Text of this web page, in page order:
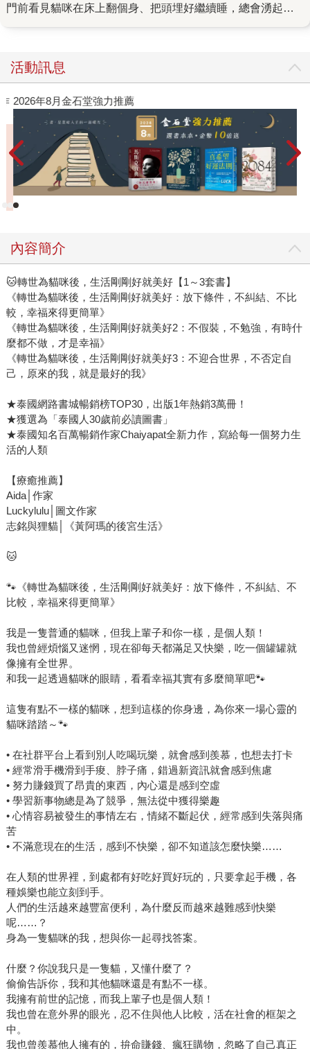
門前看見貓咪在床上翻個身、把頭埋好繼續睡，總會湧起一
習慣了把「有用」當作價值的判斷標準，每天排滿各種待辦
清單，彷彿只要慢下來，我們的價值就會歸零。 然而，這
本書溫柔地提醒了我們：存在本身即有價值。 這是一本貓
奴們一定會秒懂的書。書中，懶懶就像一般的貓，理所當然
地每天睡飽飽，只需要理理毛、曬太陽、抓紙箱，明明什麼
事也沒做，卻有一堆人類圍著牠發出「好棒」、「好可愛」
的讚嘆（雖然貓也不在乎就是了）。直到小主人小陽因為珍
惜的寶物失蹤而急得團團轉時，平日看似「無用」的懶懶，
竟在不疾不徐、慵懶的節奏間，輕鬆化解了危機。 對於早
現。這既是一種療癒，也是與自我的和解。這本繪本不只是
一個關於男孩與貓的溫馨日常，更是一個邀請，邀請你放下
手機和焦慮，轉身去抱抱身邊那隻正在發懶的貓，或是單純
地給自己一個什麼都不做的午後，跟貓咪學習如何活在當下
吧。 你會發現，原來一起和貓理直氣壯地無所事事，就是
世界上最幸福的事。
活動訊息
2026年8月金石堂強力推薦
內容簡介
🐱轉世為貓咪後，生活剛剛好就美好【1～3套書】
《轉世為貓咪後，生活剛剛好就美好：放下條件，不糾結、不比
較，幸福來得更簡單》
《轉世為貓咪後，生活剛剛好就美好2：不假裝，不勉強，有時什
麼都不做，才是幸福》
《轉世為貓咪後，生活剛剛好就美好3：不迎合世界，不否定自
己，原來的我，就是最好的我》
★泰國網路書城暢銷榜TOP30，出版1年熱銷3萬冊！
★獲選為「泰國人30歲前必讀圖書」
★泰國知名百萬暢銷作家Chaiyapat全新力作，寫給每一個努力生
活的人類
【療癒推薦】
Aida│作家
Luckylulu│圖文作家
志銘與狸貓│《黃阿瑪的後宮生活》
🐱
🐾《轉世為貓咪後，生活剛剛好就美好：放下條件，不糾結、不
比較，幸福來得更簡單》
我是一隻普通的貓咪，但我上輩子和你一樣，是個人類！
我也曾經煩惱又迷惘，現在卻每天都滿足又快樂，吃一個罐罐就
像擁有全世界。
和我一起透過貓咪的眼睛，看看幸福其實有多麼簡單吧🐾
這隻有點不一樣的貓咪，想到這樣的你身邊，為你來一場心靈的
貓咪踏踏～🐾
• 在社群平台上看到別人吃喝玩樂，就會感到羨慕，也想去打卡
• 經常滑手機滑到手痠、脖子痛，錯過新資訊就會感到焦慮
• 努力賺錢買了昂貴的東西，內心還是感到空虛
• 學習新事物總是為了競爭，無法從中獲得樂趣
• 心情容易被發生的事情左右，情緒不斷起伏，經常感到失落與痛
苦
• 不滿意現在的生活，感到不快樂，卻不知道該怎麼快樂……
在人類的世界裡，到處都有好吃好買好玩的，只要拿起手機，各
種娛樂也能立刻到手。
人們的生活越來越豐富便利，為什麼反而越來越難感到快樂
呢……？
身為一隻貓咪的我，想與你一起尋找答案。
什麼？你說我只是一隻貓，又懂什麼了？
偷偷告訴你，我和其他貓咪還是有點不一樣。
我擁有前世的記憶，而我上輩子也是個人類！
我也曾在意外界的眼光，忍不住與他人比較，活在社會的框架之
中。
我也曾羨慕他人擁有的，拚命賺錢、瘋狂購物，忽略了自己真正